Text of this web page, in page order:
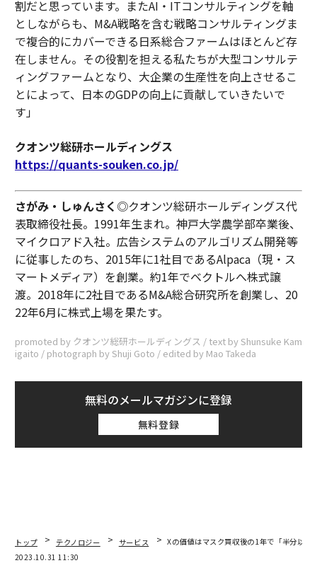
割だと思っています。またAI・ITコンサルティングを軸
としながらも、M&A戦略を含む戦略コンサルティングま
で複合的にカバーできる日系総合ファームはほとんど存
在しません。その役割を担える私たちが大型コンサルテ
ィングファームとなり、大企業の生産性を向上させるこ
とによって、日本のGDPの向上に貢献していきたいで
す」
クオンツ総研ホールディングス
https://quants-souken.co.jp/
さがみ・しゅんさく ◎クオンツ総研ホールディングス代
表取締役社長。1991年生まれ。神戸大学農学部卒業後、
マイクロアド入社。広告システムのアルゴリズム開発等
に従事したのち、2015年に1社目であるAlpaca（現・ス
マートメディア）を創業。約1年でベクトルへ株式譲
渡。2018年に2社目であるM&A総合研究所を創業し、20
22年6月に株式上場を果たす。
promoted by クオンツ総研ホールディングス / text by Shunsuke Kam
igaito / photograph by Shuji Goto / edited by Mao Takeda
無料のメールマガジンに登録
無料登録
トップ テクノロジー サービス
Xの価値はマスク買収後の1年で「半分以下
2023.10.31 11:30